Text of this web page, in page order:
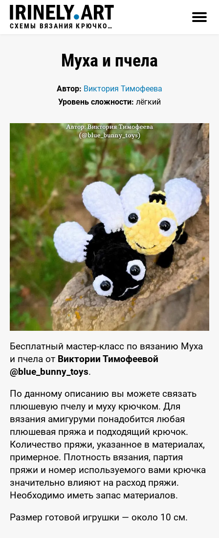
СХЕМЫ ВЯЗАНИЯ КРЮЧКОМ
Муха и пчела
Автор: Виктория Тимофеева
Уровень сложности: лёгкий
Бесплатный мастер-класс по вязанию Муха
и пчела от Виктории Тимофеевой
@blue_bunny_toys.
По данному описанию вы можете связать
плюшевую пчелу и муху крючком. Для
вязания амигуруми понадобится любая
плюшевая пряжа и подходящий крючок.
Количество пряжи, указанное в материалах,
примерное. Плотность вязания, партия
пряжи и номер используемого вами крючка
значительно влияют на расход пряжи.
Необходимо иметь запас материалов.
Размер готовой игрушки — около 10 см.